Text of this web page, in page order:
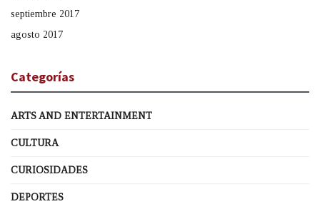
septiembre 2017
agosto 2017
Categorías
ARTS AND ENTERTAINMENT
CULTURA
CURIOSIDADES
DEPORTES